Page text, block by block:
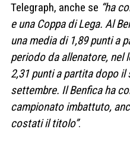
Telegraph, anche se “ha
e una Coppa di Lega. Al
una media di 1,89 punti a
periodo da allenatore, nel
2,31 punti a partita dopo
settembre. Il Benfica ha
campionato imbattuto,
costati il ​​titolo”.